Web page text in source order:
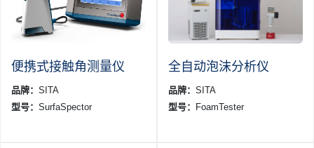
便携式接触角测量仪
品牌： SITA
型号： SurfaSpector
全自动泡沫分析仪
品牌： SITA
型号：
FoamTester